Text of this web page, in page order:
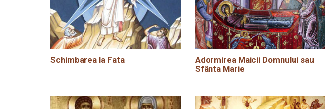
Schimbarea la Fata
Adormirea Maicii Domnului sau
Sfânta Marie